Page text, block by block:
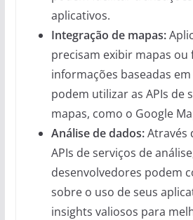
aplicativos.
Integração de mapas:
precisam exibir mapas ou
informações baseadas
podem utilizar as APIs de
mapas, como o Google
Análise de dados:Através
APIs de serviços de
desenvolvedores podem
sobre o uso de seus
insights valiosos para